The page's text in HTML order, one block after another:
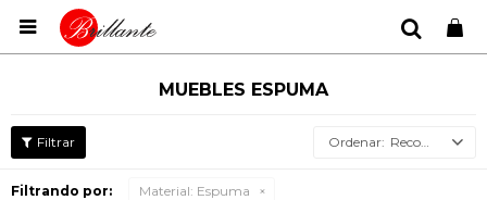

MUEBLES ESPUMA
Recomendados
Filtrando por: Material: Espuma